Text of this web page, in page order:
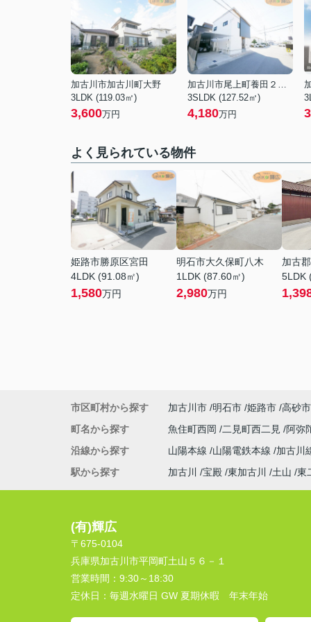
加古川市加古川町大野
3LDK (119.03㎡)
3,600万円
加古川市尾上町養田２丁目
3SLDK (127.52㎡)
4,180万円
よく見られている物件
姫路市勝原区宮田
4LDK (91.08㎡)
1,580万円
明石市大久保町八木
1LDK (87.60㎡)
2,980万円
加古
5LDK
市区町村から探す 加古川市 明石市 姫路市 高砂市
町名から探す
魚住町西岡 二見町西二見
阿弥
沿線から探す
山陽本線 山陽電鉄本線
加古川
駅から探す
加古川 宝殿 東加古川 土山 東
(有)輝広
〒675-0104
兵庫県加古川市平岡町土山５６－１
営業時間： 9:30～18:30
定休日： 毎週水曜日 GW 夏期休暇 年末年始